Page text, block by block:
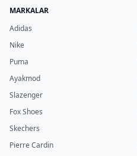
MARKALAR
Adidas
Nike
Puma
Ayakmod
Slazenger
Fox Shoes
Skechers
Pierre Cardin